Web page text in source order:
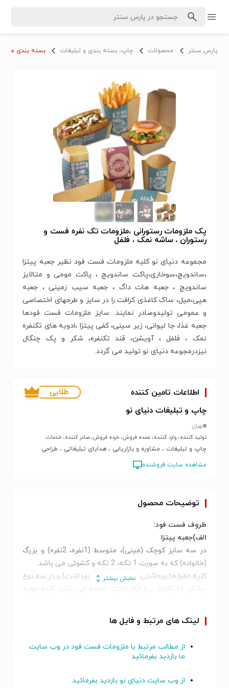
پارس سنتر محصولات چاپ، بسته بندی و تبلیغات بسته بندی مواد
پک ملزومات رستورانی ،ملزومات تک نفره فست و
رستوران ، ساشه نمک ، فلفل
مجموعه دنیای نو کلیه ملزومات فست فود نظیر جعبه پیتزا
،ساندویچ،سوخاری،پاکت ساندویچ ، پاکت مومی و متالایز
ساندویچ ، جعبه هات داگ ، جعبه سیب زمینی ، جعبه
هپی،میل، ساک کاغذی کرافت را در سایز و طرحهای اختصاصی
و عمومی تولیدوصادر نمایند. سایز ملزومات فست فودها
جعبه غذا، جا لیوانی، زیر سینی، کفی پیتزا ،ادویه های تکنفره
نمک ، فلفل ، آویشن، قند تکنفره، شکر و پک چنگال
نیزدرمجوعه دنیای نو تولید می گردد.
اطلاعات تامین کننده
چاپ و تبلیغات دنیای نو
تهران
تولید کننده، وارد کننده، عمده فروش، خرده فروش، صادر کننده، خدمات
چاپ و تبلیغات ، مشاوره و بازاریابی ، هدایای تبلیغاتی ، طراحی
مشاهده سایت فروشنده
توضیحات محصول
ظروف فست فود:
الف)جعبه پیتزا
در سه سایز کوچک (مینی)، متوسط (1نفره، 2نفره) و بزرگ
(خانواده) که به صورت 1 تکه، 2 تکه و کشوئی می باشد.
کلیه مقوا ها بهداشتی بوده (دارای مهر بهداشت) و در سه نوع
روکش الف)کاغذ ب) کرافت پ) گلاسه می باشد. کلیه جعبه
سیلک (تفکیکی) را دارد.
ب)جالیوانی پ)مرغ سوخاری ت)جعبه هپی میل ث)جعبه
وهات داگ ح)پاکت همبرگر وهات داگ خ)ساک دستی
لینک های مرتبط و فایل ها
از مطالب مرتبط با ملزومات فست فود در وب سایت
ما بازدید بفرمائید
از وب سایت دنیای نو بازدید بفرمائید